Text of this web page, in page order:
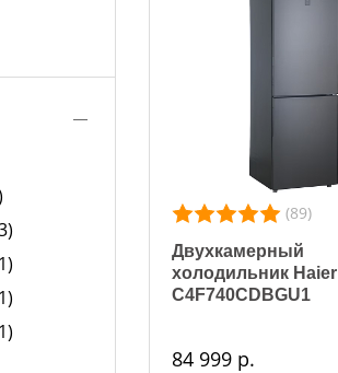
(89)
Двухкамерный
холодильник Haier
C4F740CDBGU1
84 999 р.